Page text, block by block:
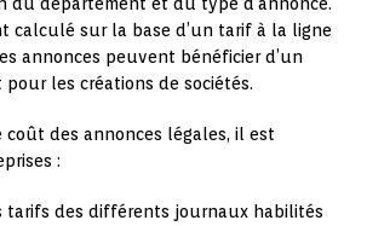
calculé sur la base d’un tarif à la ligne
annonces peuvent bénéficier d’un
les créations de sociétés.
coût des annonces légales, il est
:
tarifs des différents journaux habilités